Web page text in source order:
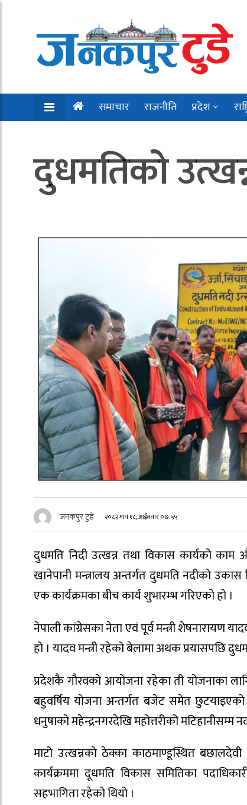
समाचार राजनीति प्रदेश
दुधमतिको
जनकपुर टुडे २०८२ माघ १८, आईतवार ०७:५५
दुधमति निदी उत्खन्न तथा विकास कार्यको
खानेपानी मन्त्रालय अन्तर्गत दुधमति नदीको
एक कार्यक्रमका बीच कार्य शुभारम्भ गरिएको हो ।
नेपाली कांग्रेसका नेता एवं पूर्व मन्त्री शेषनारायण
हो । यादव मन्त्री रहेको बेलामा अथक प्रयासपछि
प्रदेशकै गौरवको आयोजना रहेका ती योजनाका
बहुवर्षिय योजना अन्तर्गत बजेट समेत
धनुषाको महेन्द्रनगरदेखि महोत्तरीको मटिहानीसम्म
माटो उत्खन्नको ठेक्का काठमाण्डूस्थित
कार्यक्रममा दूधमति विकास समितिका
सहभागिता रहेको थियो ।